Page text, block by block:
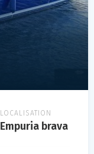
LOCALISATION
Empuria brava